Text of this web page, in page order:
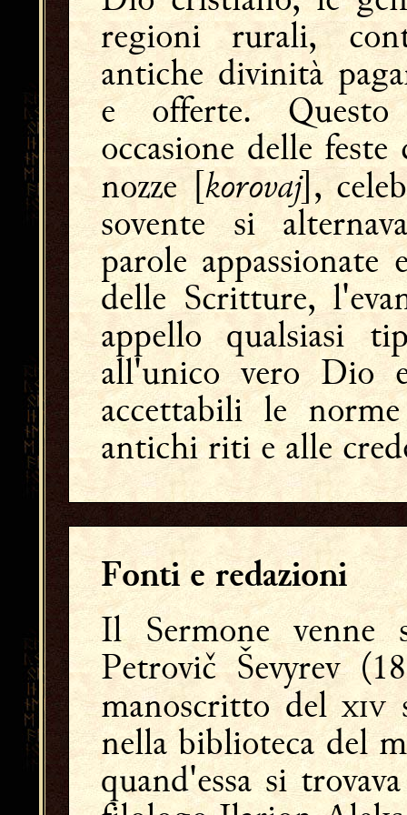
regioni rurali,
antiche divinità
e offerte. Questo
occasione delle
nozze [korovaj],
sovente si
parole
delle Scritture,
appello qualsiasi
all'unico vero Dio
accettabili le
antichi riti e alle
Fonti e redazioni
Il Sermone venne
Petrovič Ševyrev
manoscritto del
nella biblioteca del
quand'essa si